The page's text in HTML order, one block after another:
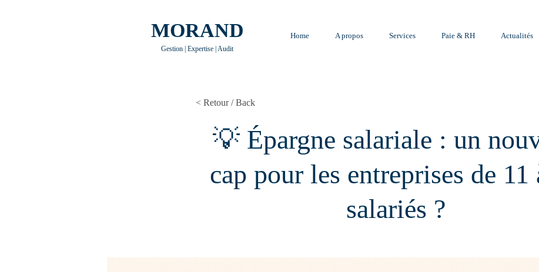
MORAND
Gestion | Expertise | Audit
Home A propos Services Paie & RH Actualités
< Retour / Back
💡 Épargne salariale : un
cap pour les entreprises de 11
salariés ?